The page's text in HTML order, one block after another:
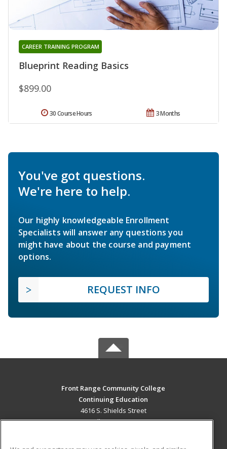
Blueprint Reading Basics
CAREER TRAINING PROGRAM
$899.00
3 Months
30 Course Hours
You've got questions.
We're here to help.
Our highly knowledgeable Enrollment
Specialists will answer any questions you
might have about the course and payment
options.
REQUEST INFO
Front Range Community College
Continuing Education
4616 S. Shields Street
Fort Collins, CO 80526 US